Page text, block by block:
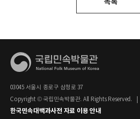
03045 서울시 종로구 삼청로 37
Copyright © 국립민속박물관. All Rights Reserved.
한국민속대백과사전 자료 이용 안내